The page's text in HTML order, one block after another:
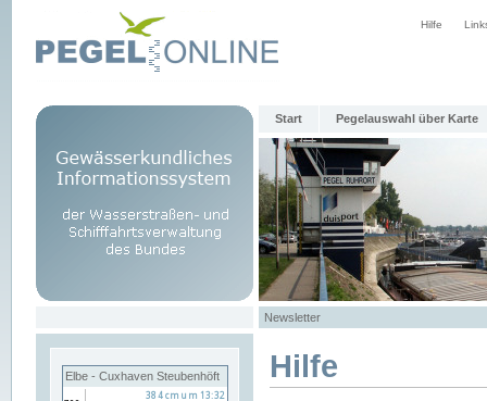
Hilfe
Start Pegelauswahl über Karte
Newsletter
Elbe - Cuxhaven Steubenhöft Hilfe